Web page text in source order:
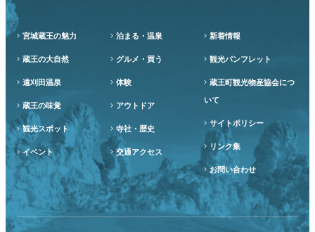
宮城蔵王の魅力
蔵王の大自然
遠刈田温泉
蔵王の味覚
観光スポット
イベント
泊まる・温泉
グルメ・買う
体験
アウトドア
寺社・歴史
交通アクセス
新着情報
観光パンフレット
蔵王町観光物産協会につ
いて
サイトポリシー
リンク集
お問い合わせ